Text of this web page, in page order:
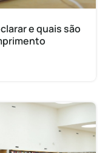
e quais são